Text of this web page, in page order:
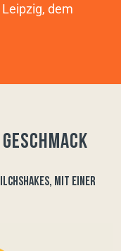
dem
MIT EINER